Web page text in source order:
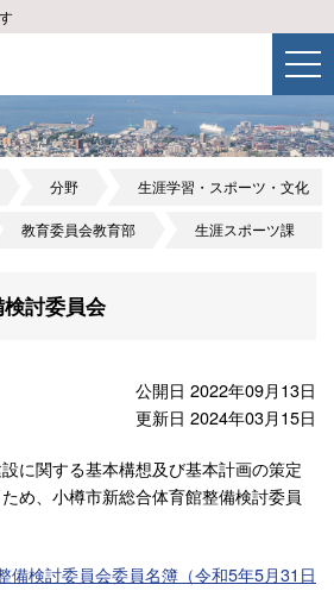
分野 生涯学習・スポーツ・文化
教育委員会教育部 生涯スポーツ課
討委員会
公開日 2022年09月13日
更新日 2024年03月15日
に関する基本構想及び基本計画の策定
め、小樽市新総合体育館整備検討委員
備検討委員会委員名簿（令和5年5月31日